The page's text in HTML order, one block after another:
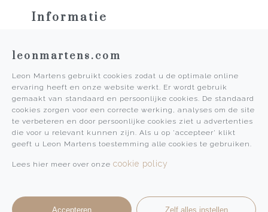
Informatie
Historie
Algemene voorwaarden
Privacy Policy
Pers
Leon Martens
Leon Martens Juwelier
leonmartens.com
Leon Martens gebruikt cookies zodat u de optimale online
ervaring heeft en onze website werkt. Er wordt gebruik
gemaakt van standaard en persoonlijke cookies. De standaard
cookies zorgen voor een correcte werking, analyses om de site
te verbeteren en door persoonlijke cookies ziet u advertenties
die voor u relevant kunnen zijn. Als u op 'accepteer' klikt
geeft u Leon Martens toestemming alle cookies te gebruiken.
Lees hier meer over onze cookie policy
Accepteren Zelf alles instellen